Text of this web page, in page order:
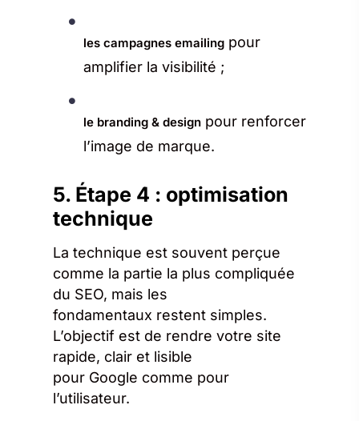
les campagnes emailing pour
amplifier la visibilité ;
le branding & design pour renforcer
l’image de marque.
5. Étape 4 : optimisation
technique
La technique est souvent perçue
comme la partie la plus compliquée
du SEO, mais les
fondamentaux restent simples.
L’objectif est de rendre votre site
rapide, clair et lisible
pour Google comme pour
l’utilisateur.